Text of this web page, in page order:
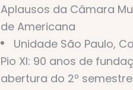
Aplausos da Câmara
de Americana
Unidade São Paulo,
Pio XI: 90 anos de
abertura do 2º semestre